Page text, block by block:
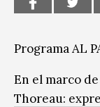
Sin categoría
Programa AL
En el marco
Thoreau: